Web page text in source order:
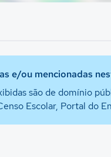
e/ou mencionadas
são de domínio
Escolar, Portal do